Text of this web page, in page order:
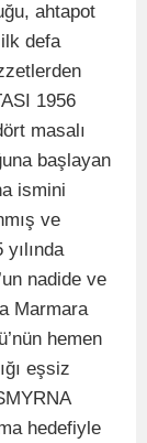
ahtapot
defa
1956
masalı
başlayan
ismini
ve
nadide ve
Marmara
hemen
eşsiz
hedefiyle